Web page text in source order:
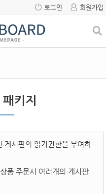
로그인 회원가입
키지
게시판의 읽기권한을 부여하
품 주문시 여러개의 게시판